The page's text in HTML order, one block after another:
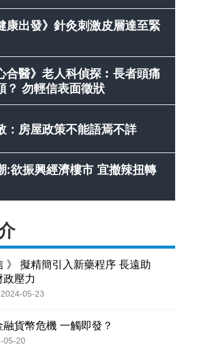
康出發》針灸刺激皮層達至緊
合醫》老人科偵探︰長者頭痛
？ 勿輕信表面徵狀
：房屋政策不能語焉不詳
:欲振興經濟樓市 宜撤辣扭轉
》 擬精簡引入新藥程序 長遠助
政壓力
2024-05-23
融貨幣危機 一觸即發？
05-20